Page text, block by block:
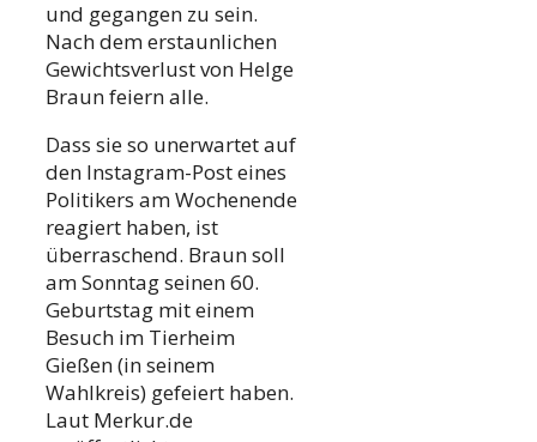
und gegangen zu sein.
Nach dem erstaunlichen
Gewichtsverlust von Helge
Braun feiern alle.
Dass sie so unerwartet auf
den Instagram-Post eines
Politikers am Wochenende
reagiert haben, ist
überraschend. Braun soll
am Sonntag seinen 60.
Geburtstag mit einem
Besuch im Tierheim
Gießen (in seinem
Wahlkreis) gefeiert haben.
Laut Merkur.de